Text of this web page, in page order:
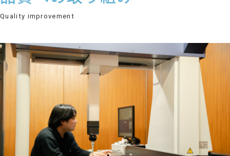
Quality improvement